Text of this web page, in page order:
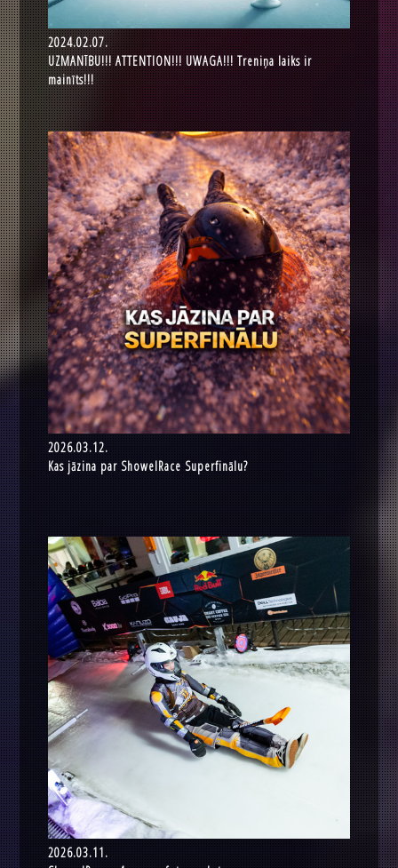
2024.02.07.
UZMANĪBU!!! ATTENTION!!! UWAGA!!! Treniņa laiks ir
mainīts!!!
2026.03.12.
Kas jāzina par ShowelRace Superfinālu?
2026.03.11.